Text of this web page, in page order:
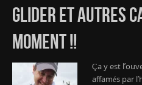
GLIDER ET AUTRES
MOMENT !!
Ça y est
affamés par